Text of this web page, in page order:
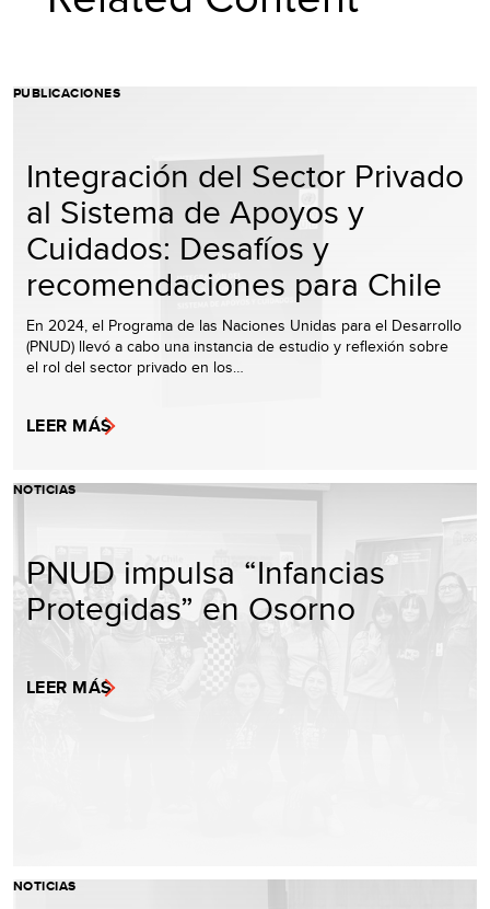
PUBLICACIONES
Integración del Sector Privado
al Sistema de Apoyos y
Cuidados: Desafíos y
recomendaciones para Chile
En 2024, el Programa de las Naciones Unidas para el Desarrollo
(PNUD) llevó a cabo una instancia de estudio y reflexión sobre
el rol del sector privado en los…
LEER MÁS
NOTICIAS
PNUD impulsa “Infancias
Protegidas” en Osorno
LEER MÁS
NOTICIAS